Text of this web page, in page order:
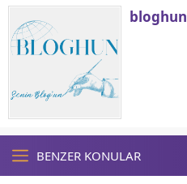
bloghun
BENZER KONULAR